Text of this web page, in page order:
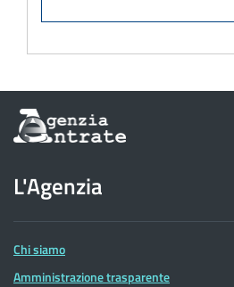
Informazioni
sul
dell'Agenzia
delle
Entrate
L'Agenzia
Chi siamo
Amministrazione trasparente